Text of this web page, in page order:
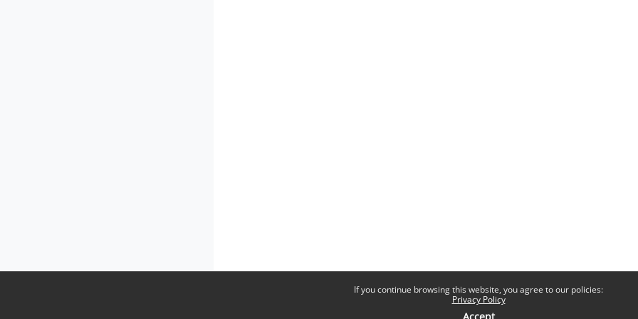
If you continue browsing this website, you agree to our policies:
Privacy Policy